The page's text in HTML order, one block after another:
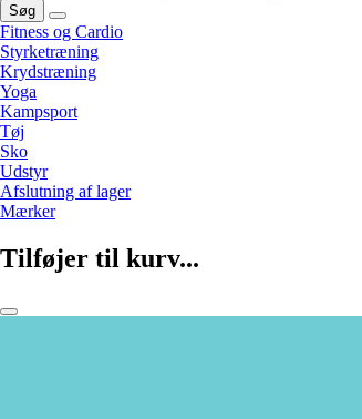
Søg
Fitness og Cardio
Styrketræning
Krydstræning
Yoga
Kampsport
Tøj
Sko
Udstyr
Afslutning af lager
Mærker
Tilføjer til kurv...